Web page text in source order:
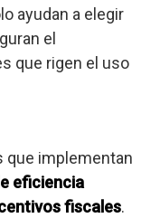
ayudan a elegir
el
que rigen el uso
que implementan
eficiencia
fiscales.